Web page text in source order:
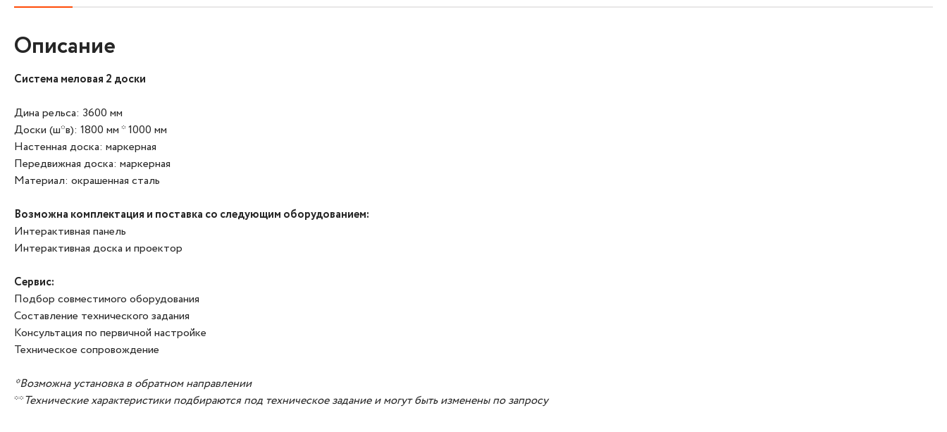
Описание
Система меловая 2 доски
Дина рельса: 3600 мм
Доски (ш*в): 1800 мм * 1000 мм
Настенная доска: маркерная
Передвижная доска: маркерная
Материал: окрашенная сталь
Возможна комплектация и поставка со следующим оборудованием:
Интерактивная панель
Интерактивная доска и проектор
Сервис:
Подбор совместимого оборудования
Составление технического задания
Консультация по первичной настройке
Техническое сопровождение
*Возможна установка в обратном направлении
**Технические характеристики подбираются под техническое задание и могут быть изменены по запросу